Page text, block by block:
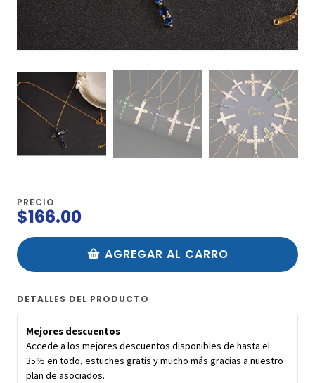
PRECIO
$166.00
AGREGAR AL CARRO
DETALLES DEL PRODUCTO
Mejores descuentos
Accede a los mejores descuentos disponibles de hasta el
35% en todo, estuches gratis y mucho más gracias a nuestro
plan de asociados.